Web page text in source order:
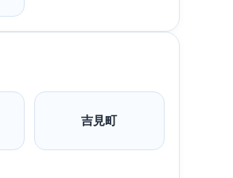
吉見町